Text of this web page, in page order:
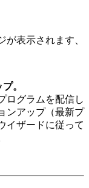
が表示されます、
。
ログラムを配信し
ンアップ（最新プ
イザードに従って